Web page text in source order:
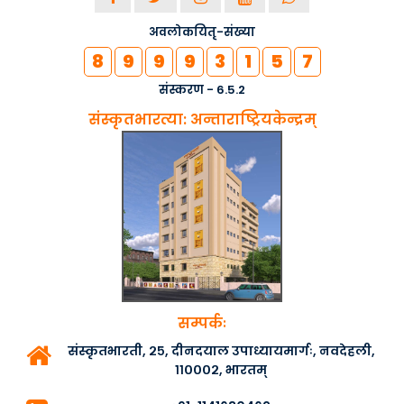
देहल्यां प्रान्तसंस्कृत�..
द्वारा स्थापितम् :-देहली
नियोजितः -18-12-2018
सीएम योगी ने कहा- विज्ञान �..
द्वारा स्थापितम् :-संस्कृतभारती
नियोजितः -
22-11-2018
kashi adhiveshnam 2018..
द्वारा स्थापितम् :-काशी
नियोजितः -14-11-2018
kashi adhiveshnam 2018..
नियोजितः -14-11-2018
अवलोकयितृ-संख्या
8 9 9 9 3 1 5 7
संस्करण - 6.5.2
संस्कृतभारत्या: अन्ताराष्ट्रियकेन्द्रम्
सम्पर्कः
संस्कृतभारती, २५, दीनदयाल उपाध्यायमार्गः, नवदेहली,
११०००२, भारतम्